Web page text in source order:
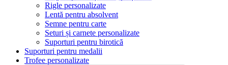
Rigle personalizate
Lentă pentru absolvent
Semne pentru carte
Seturi și carnete personalizate
Suporturi pentru birotică
Suporturi pentru medalii
Trofee personalizate